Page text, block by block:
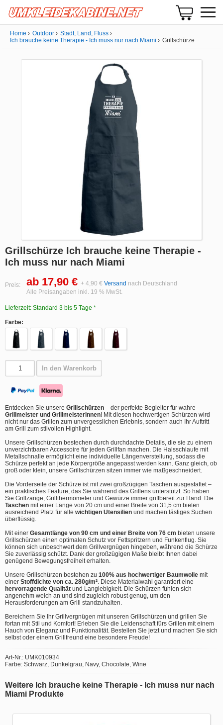
Home Outdoor
Stadt, Land, Fluss
Ich brauche keine Therapie - Ich muss nur nach Miami
Grillschürze
Grillschürze Ich brauche keine Therapie -
Ich muss nur nach Miami
Preis: ab 17,90 € + 4,90 € Versand nach Deutschland
Alle Preisangaben inkl. 19 % MwSt.
Lieferzeit: Standard 3 bis 5 Tage *
Farbe:
In den Warenkorb
Entdecken Sie unsere Grillschürzen – der perfekte Begleiter für wahre
Grillmeister und Grillmeisterinnen! Mit diesen hochwertigen Schürzen wird
nicht nur das Grillen zum unvergesslichen Erlebnis, sondern auch Ihr Auftritt
am Grill zum stilvollen Highlight.
Unsere Grillschürzen bestechen durch durchdachte Details, die sie zu einem
unverzichtbaren Accessoire für jeden Grillfan machen. Die Halsschlaufe mit
Metallschnalle ermöglicht eine individuelle Längenverstellung, sodass die
Schürze perfekt an jede Körpergröße angepasst werden kann. Ganz gleich, ob
groß oder klein, unsere Grillschürzen sitzen immer wie maßgeschneidert.
Die Vorderseite der Schürze ist mit zwei großzügigen Taschen ausgestattet –
ein praktisches Feature, das Sie während des Grillens unterstützt. So haben
Sie Grillzange, Grillthermometer und Gewürze immer griffbereit zur Hand. Die
Taschen mit einer Länge von 20 cm und einer Breite von 31,5 cm bieten
ausreichend Platz für alle wichtigen Utensilien und machen lästiges Suchen
überflüssig.
Mit einer Gesamtlänge von 90 cm und einer Breite von 76 cm bieten unsere
Grillschürzen einen optimalen Schutz vor Fettspritzern und Funkenflug. Sie
können sich unbeschwert dem Grillvergnügen hingeben, während die Schürze
Sie zuverlässig schützt. Dank der großzügigen Maße bleibt Ihnen dabei
genügend Bewegungsfreiheit erhalten.
Unsere Grillschürzen bestehen zu 100% aus hochwertiger Baumwolle mit
einer Stoffdichte von ca. 280g/m² . Diese Materialwahl garantiert eine
hervorragende Qualität und Langlebigkeit. Die Schürzen fühlen sich
angenehm weich an und sind zugleich robust genug, um den
Herausforderungen am Grill standzuhalten.
Bereichern Sie Ihr Grillvergnügen mit unseren Grillschürzen und grillen Sie
fortan mit Stil und Komfort! Erleben Sie die Leidenschaft fürs Grillen mit einem
Hauch von Eleganz und Funktionalität. Bestellen Sie jetzt und machen Sie sich
selbst oder einem Grillfreund eine besondere Freude!
Art-Nr.: UMK010934
Farbe: Schwarz, Dunkelgrau, Navy, Chocolate, Wine
Weitere Ich brauche keine Therapie - Ich muss nur nach
Miami Produkte